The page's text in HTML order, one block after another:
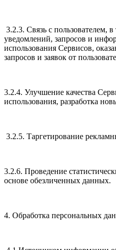
3.2.3. Связь с пользователем,
уведомлений, запросов и
использования Сервисов,
запросов и заявок от
3.2.4. Улучшение качества
использования, разработка
3.2.5. Таргетирование
3.2.6. Проведение
основе обезличенных данных.
4. Обработка персональных